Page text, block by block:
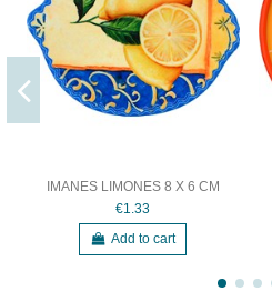
IMANES LIMONES 8 X 6 CM
€1.33
Add to cart